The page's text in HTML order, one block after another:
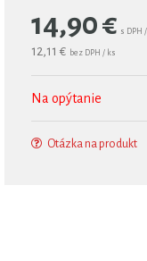
14,90€ s DPH
12,11 € bez DPH / ks
Na opýtanie
Otázka na produkt